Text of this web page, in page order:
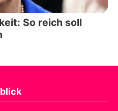
So reich soll